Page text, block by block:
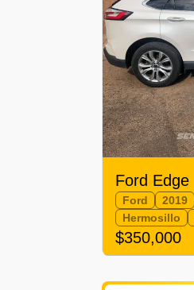
Ford Edge
Ford 2019
Hermosillo
$350,000